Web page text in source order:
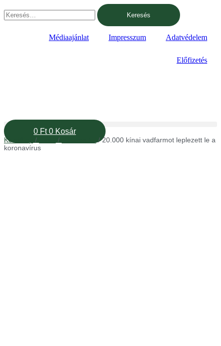
a
Médiaajánlat Impresszum Adatvédelem
Előfizetés
0 Ft 0 Kosár
Kezdőlap / /
/ 20.000 kínai vadfarmot leplezett le a
koronavírus